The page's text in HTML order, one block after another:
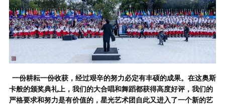
一份耕耘一份收获，经过艰辛的努力必定有丰硕的成果。在这奥斯
卡般的颁奖典礼上，我们的大合唱和舞蹈都获得高度好评，我们的
严格要求和努力是有价值的，星光艺术团自此又进入了一个新的艺